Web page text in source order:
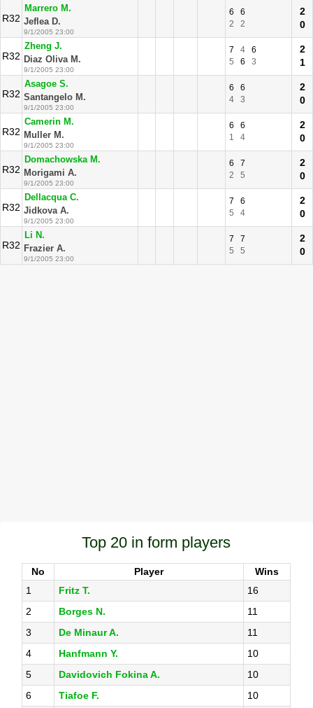
R32
Marrero M.
Jeflea D.
9/1/2005 23:00
6
6
2
2
2
0
R32
Zheng J.
Diaz Oliva M.
9/1/2005 23:00
7 4
6
5
6 3
2
1
R32
Asagoe S.
Santangelo M.
9/1/2005 23:00
6
6
4
3
2
0
R32
Camerin M.
Muller M.
9/1/2005 23:00
6
6
1
4
2
0
R32
Domachowska M.
Morigami A.
9/1/2005 23:00
6
7
2
5
2
0
R32
Dellacqua C.
Jidkova A.
9/1/2005 23:00
7
6
5
4
2
0
R32
Li N.
Frazier A.
9/1/2005 23:00
7
7
5
5
2
0
Top 20 in form players
No Player
Wins
1
Fritz T.
16
2
Borges N.
11
3
De Minaur A.
11
4
Hanfmann Y.
10
5
Davidovich Fokina A.
10
6
Tiafoe F.
10